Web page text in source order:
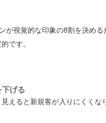
が視覚的な印象の8割を決める
です。
げる
えると新規客が入りにくくな